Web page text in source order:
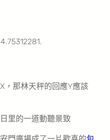
，那林天秤的回應Y應該
里的一道動聽景致